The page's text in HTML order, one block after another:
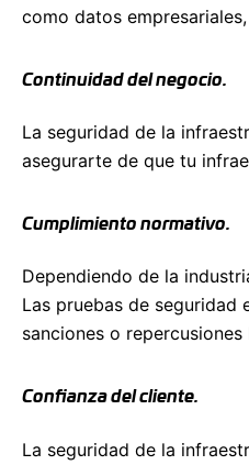
como datos
Continuidad del negocio.
La seguridad de la
asegurarte de que tu
Cumplimiento normativo.
Dependiendo de la
Las pruebas de
sanciones o repercusiones
Confianza del cliente.
La seguridad de la